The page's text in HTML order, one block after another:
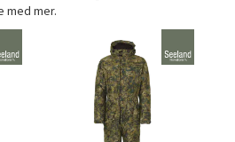
med mer.